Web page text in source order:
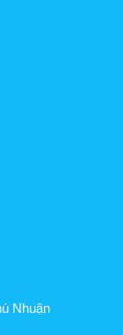
Nhuận